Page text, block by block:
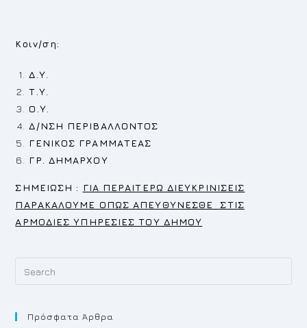
Κοιν/ση:
Δ.Υ.
Τ.Υ.
Ο.Υ.
Δ/ΝΣΗ ΠΕΡΙΒΑΛΛΟΝΤΟΣ
ΓΕΝΙΚΟΣ ΓΡΑΜΜΑΤΕΑΣ
ΓΡ. ΔΗΜΑΡΧΟΥ
ΣΗΜΕΙΩΣΗ : ΓΙΑ ΠΕΡΑΙΤΕΡΩ ΔΙΕΥΚΡΙΝΙΣΕΙΣ
ΠΑΡΑΚΑΛΟΥΜΕ ΟΠΩΣ ΑΠΕΥΘΥΝΕΣΘΕ ΣΤΙΣ
ΑΡΜΟΔΙΕΣ ΥΠΗΡΕΣΙΕΣ ΤΟΥ ΔΗΜΟΥ
Πρόσφατα Άρθρα